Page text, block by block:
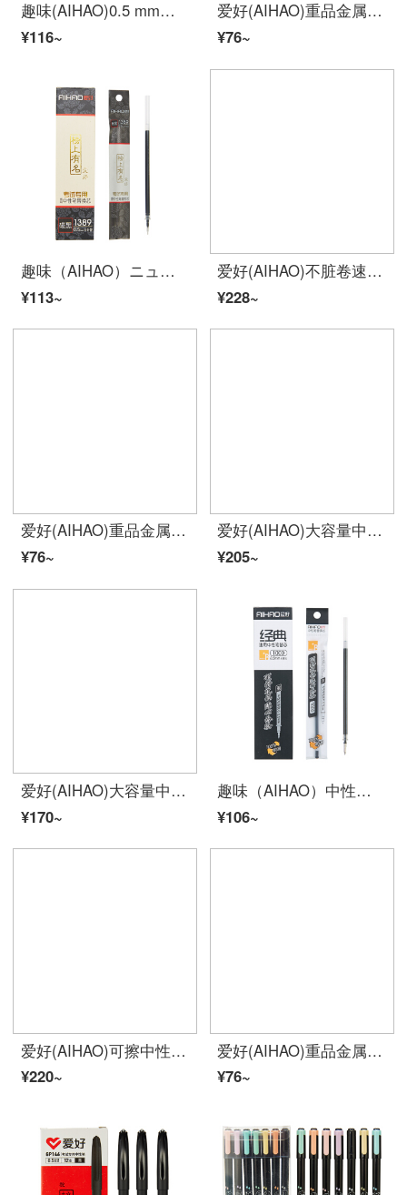
趣味(AIHAO)0.5 mmブラックは中性ペンの弾丸を押して署名してペンの12本/箱の489を書きます。
¥116~
爱好(AIHAO)重品金属按动中性笔考试专用笔0.5MM子弹头碳素黑色水性签字笔单支装Z4
¥76~
趣味（AIHAO）ニュートラルコア0.5 mm全針管黒水芯全針管学生用試験共通代替芯1389
¥113~
爱好(AIHAO)不脏卷速干中性笔0.5mm考试专用笔黑笔碳素笔水笔学生用速干笔签字笔全针管笔芯
¥228~
爱好(AIHAO)重品金属中性笔考试专用笔0.5MM全针管碳素黑色水性签字笔单支装Z2
¥76~
爱好(AIHAO)大容量中性笔0.5速干笔红色全针管速干直液式走珠笔碳素笔办公商务签字笔RP3020
¥205~
爱好(AIHAO)大容量中性笔0.5速干笔黑色全针管速干直液式走珠笔碳素笔办公商务签字笔GP1580
¥170~
趣味（AIHAO）中性芯0.5 mmの弾ヘッドが芯の黒の水芯に代わって通用する芯1000
¥106~
爱好(AIHAO)可擦中性笔0.5mm全针管男女学生热擦碳素笔可爱小清新学生摩易擦黑色可擦笔47932
¥220~
爱好(AIHAO)重品金属中性笔考试专用笔0.5MM碳素黑色水性签字笔单支装Z1
¥76~